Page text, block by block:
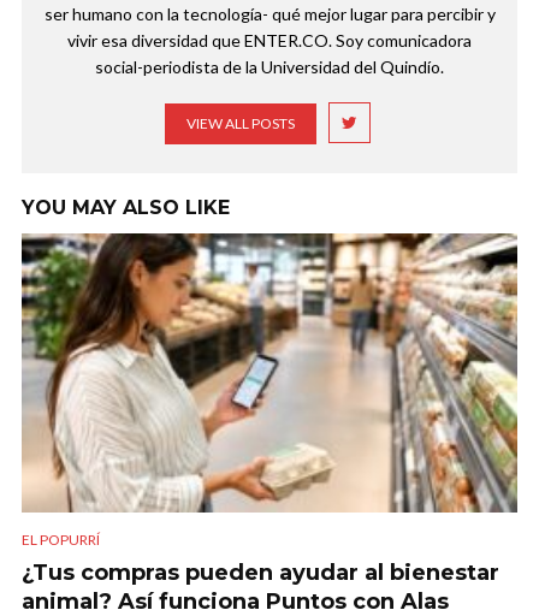
ser humano con la tecnología- qué mejor lugar para percibir y
vivir esa diversidad que ENTER.CO. Soy comunicadora
social-periodista de la Universidad del Quindío.
VIEW ALL POSTS
YOU MAY ALSO LIKE
EL POPURRÍ
¿Tus compras pueden ayudar al bienestar
animal? Así funciona Puntos con Alas